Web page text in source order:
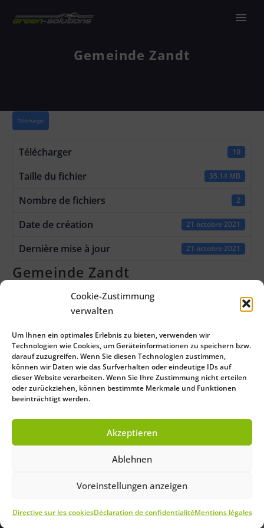
Cookie-Zustimmung
verwalten
Um Ihnen ein optimales Erlebnis zu bieten, verwenden wir
Technologien wie Cookies, um Geräteinformationen zu speichern bzw.
darauf zuzugreifen. Wenn Sie diesen Technologien zustimmen,
können wir Daten wie das Surfverhalten oder eindeutige IDs auf
dieser Website verarbeiten. Wenn Sie Ihre Zustimmung nicht erteilen
oder zurückziehen, können bestimmte Merkmale und Funktionen
beeinträchtigt werden.
Akzeptieren
Ablehnen
Voreinstellungen anzeigen
Directive sur les cookiesDéclaration de confidentialitéMentions légales
Gemeinde Zandt
Télécharger
Télécharger 10
Taille du fichier 35.14 MB
Nombre de fichiers 2
Date de création 21 octobre 2021
Dernière mise à jour 21 octobre 2021
Gemeinde Zandt
Gemeinde_Zandt_Freizeitradwege.pdf
0 KB
Save Preferences